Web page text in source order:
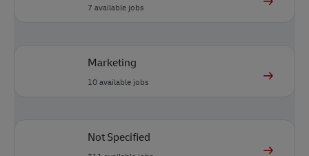
7 available jobs
Marketing
10available jobs
Not Specified